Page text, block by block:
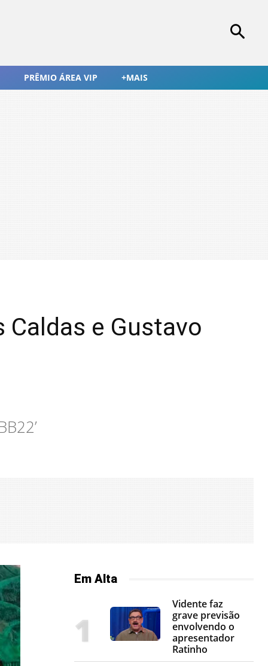
PRÊMIO ÁREA VIP +MAIS
Caldas e Gustavo
Em Alta
Vidente faz
grave previsão
envolvendo o
apresentador
Ratinho